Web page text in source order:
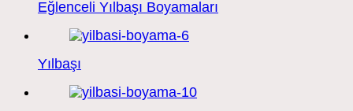
Eğlenceli Yılbaşı Boyamaları
Yılbaşı